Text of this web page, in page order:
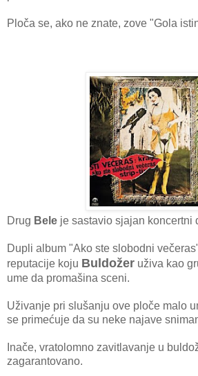
Ploča se, ako ne znate, zove "Gola
Drug Bele je sastavio sjajan koncertni
Dupli album "Ako ste slobodni
reputacije koju Buldožer uživa kao
ume da promašina sceni.
Uživanje pri slušanju ove ploče malo
se primećuje da su neke najave
Inače, vratolomno zavitlavanje u
zagarantovano.